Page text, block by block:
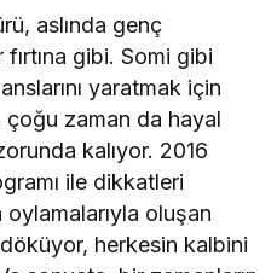
aslında genç
gibi. Somi gibi
yaratmak için
çoğu zaman da hayal
kalıyor. 2016
ile dikkatleri
oluşan
herkesin kalbini